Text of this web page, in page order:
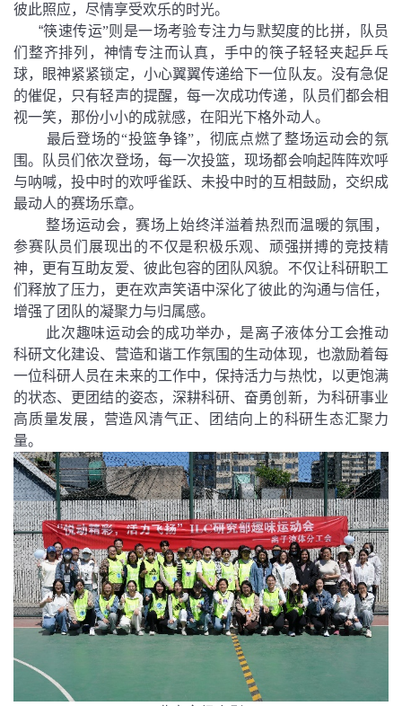
彼此照应，尽情享受欢乐的时光。
“筷速传运”则是一场考验专注力与默契度的比拼，队员
们整齐排列，神情专注而认真，手中的筷子轻轻夹起乒乓
球，眼神紧紧锁定，小心翼翼传递给下一位队友。没有急促
的催促，只有轻声的提醒，每一次成功传递，队员们都会相
视一笑，那份小小的成就感，在阳光下格外动人。
最后登场的“投篮争锋”，彻底点燃了整场运动会的氛
围。队员们依次登场，每一次投篮，现场都会响起阵阵欢呼
与呐喊，投中时的欢呼雀跃、未投中时的互相鼓励，交织成
最动人的赛场乐章。
整场运动会，赛场上始终洋溢着热烈而温暖的氛围，
参赛队员们展现出的不仅是积极乐观、顽强拼搏的竞技精
神，更有互助友爱、彼此包容的团队风貌。不仅让科研职工
们释放了压力，更在欢声笑语中深化了彼此的沟通与信任，
增强了团队的凝聚力与归属感。
此次趣味运动会的成功举办，是离子液体分工会推动
科研文化建设、营造和谐工作氛围的生动体现，也激励着每
一位科研人员在未来的工作中，保持活力与热忱，以更饱满
的状态、更团结的姿态，深耕科研、奋勇创新，为科研事业
高质量发展，营造风清气正、团结向上的科研生态汇聚力
量。